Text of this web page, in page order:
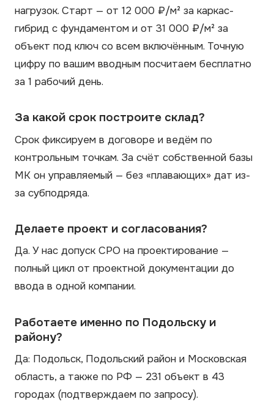
нагрузок. Старт — от 12 000 ₽/м² за каркас-
гибрид с фундаментом и от 31 000 ₽/м² за
объект под ключ со всем включённым. Точную
цифру по вашим вводным посчитаем бесплатно
за 1 рабочий день.
За какой срок построите склад?
Срок фиксируем в договоре и ведём по
контрольным точкам. За счёт собственной базы
МК он управляемый — без «плавающих» дат из-
за субподряда.
Делаете проект и согласования?
Да. У нас допуск СРО на проектирование —
полный цикл от проектной документации до
ввода в одной компании.
Работаете именно по Подольску и
району?
Да: Подольск, Подольский район и Московская
область, а также по РФ — 231 объект в 43
городах (подтверждаем по запросу).